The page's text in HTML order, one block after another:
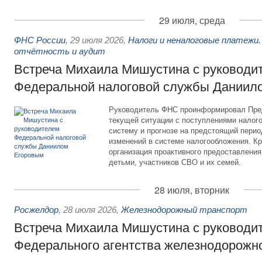
29 июля, среда
ФНС России, 29 июля 2026, Налоги и неналоговые
отчётность и аудит
Встреча Михаила Мишустина с
Федеральной налоговой службы
Руководитель ФНС проинформировал
текущей ситуации с поступлениями
систему и прогнозе на предстоящий
изменений в системе налогообложения.
организация проактивного
детьми, участников СВО и их семей.
28 июля, вторник
Росжелдор, 28 июля 2026, Железнодорожный транспорт
Встреча Михаила Мишустина с
Федерального агентства